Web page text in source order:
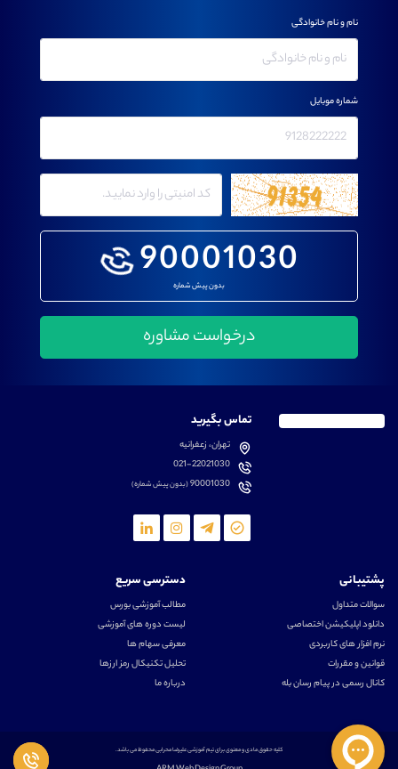
90001030
بدون پیش شماره
نام و نام خانوادگی
شماره موبایل
تماس بگیرید
تهران، زعفرانیه
021-22021030
90001030(بدون پیش شماره)
پشتیبانی
سوالات متداول
دانلود اپلیکیشن اختصاصی
نرم افزار های کاربردی
قوانین و مقررات
کانال رسمی در پیام رسان بله
دسترسی سریع
مطالب آموزشی بورس
لیست دوره های آموزشی
معرفی سهام ها
تحلیل تکنیکال رمز ارزها
درباره ما
کلیه حقوق مادی و معنوی برای تیم آموزشی علیرضا محرابی محفوظ می باشد.